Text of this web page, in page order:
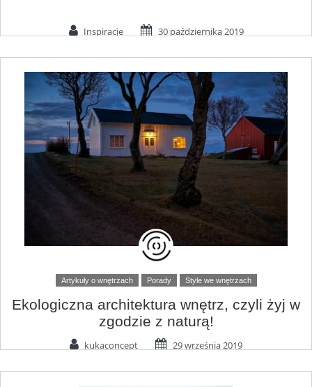
Inspiracje 30 października 2019
Artykuły o wnętrzach Porady Style we wnętrzach
Ekologiczna architektura wnętrz, czyli żyj w
zgodzie z naturą!
kukaconcept 29 września 2019